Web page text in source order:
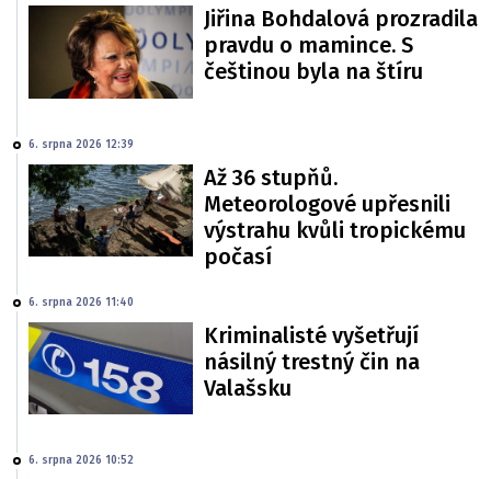
Jiřina Bohdalová prozradila
pravdu o mamince. S
češtinou byla na štíru
6. srpna 2026 12:39
Až 36 stupňů.
Meteorologové upřesnili
výstrahu kvůli tropickému
počasí
6. srpna 2026 11:40
Kriminalisté vyšetřují
násilný trestný čin na
Valašsku
6. srpna 2026 10:52